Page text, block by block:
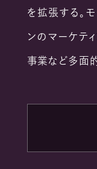
を拡張する。
ンのマーケティ
事業など多面